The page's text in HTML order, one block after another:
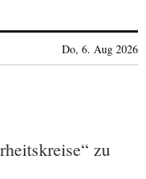
Do, 6. Aug 2026
zu